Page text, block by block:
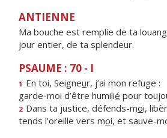
ANTIENNE
Ma bouche est remplie de ta
jour entier, de ta splendeur.
PSAUME : 70 - I
1 En toi, Seigneur, j’ai mon refuge :
garde-moi d’être humilié pour
2 Dans ta justice, défends-moi,
tends l’oreille vers moi, et sauve-